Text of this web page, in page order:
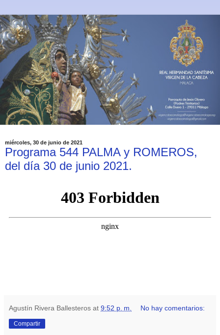
miércoles, 30 de junio de 2021
Programa 544 PALMA y ROMEROS,
del día 30 de junio 2021.
Agustín Rivera Ballesteros at 9:52 p. m. No hay comentarios:
Compartir